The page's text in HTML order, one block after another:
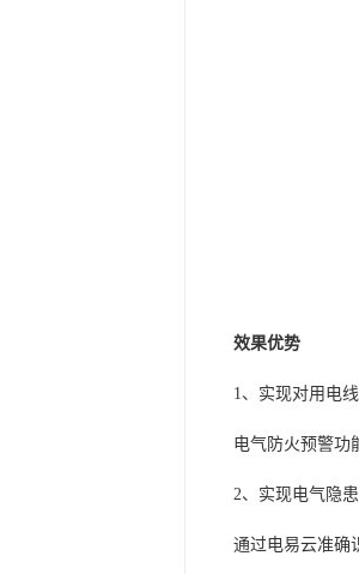
效果优势
1、实现对用电
电气防火预警功
2、实现电气隐
通过电易云准确